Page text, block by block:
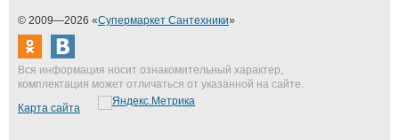
© 2009—2026 «Супермаркет Сантехники»
Вся информация носит ознакомительный характер,
комплектация может отличаться от указанной на сайте.
Карта сайта